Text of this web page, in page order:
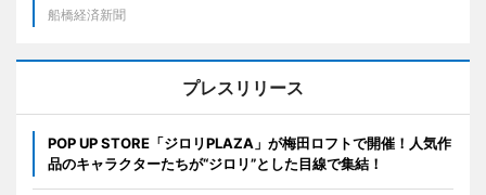
船橋経済新聞
プレスリリース
POP UP STORE「ジロリPLAZA」が梅田ロフトで開催！人気作
品のキャラクターたちが“ジロリ”とした目線で集結！